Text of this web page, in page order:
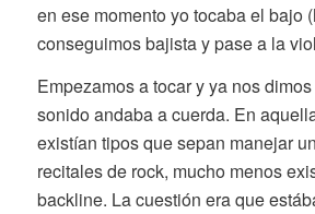
en ese momento yo tocaba el bajo
conseguimos bajista y pase a la
Empezamos a tocar y ya nos
sonido andaba a cuerda. En
existían tipos que sepan manejar
recitales de rock, mucho menos
backline. La cuestión era que